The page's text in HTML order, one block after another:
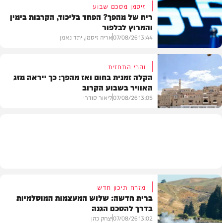
בארץ
פוליטי
זיסמן מסכם שבוע
ריח של מהפך? הפחד בליכוד, הקרבות בימין
והמרוץ לבלפור
13:44
07/08/26אריה זיסמן, יתד נאמן
והרי התחזית
הקלה זמנית בחום ואז מהפך: כך ייראה מזג
האוויר בשבוע הקרוב
13:05
07/08/26ליאור סודרי
מזרח תיכון חדש
ברית חדשה: שלוש המעצמות המוסלמיות
בדרך להסכם הגנה
13:02
07/08/26יצחק כהן